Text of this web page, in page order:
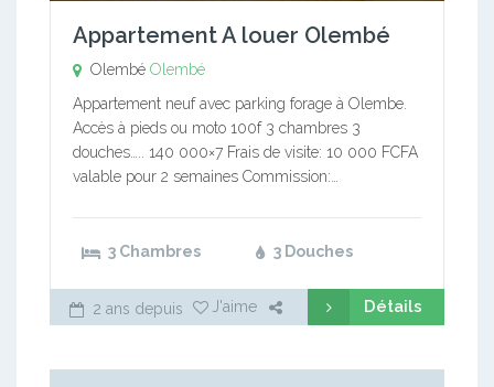
Appartement A louer Olembé
Olembé Olembé
Appartement neuf avec parking forage à Olembe.
Accès à pieds ou moto 100f 3 chambres 3
douches….. 140 000×7 Frais de visite: 10 000 FCFA
valable pour 2 semaines Commission:…
3 Chambres 3 Douches
2 ans depuis J'aime Détails